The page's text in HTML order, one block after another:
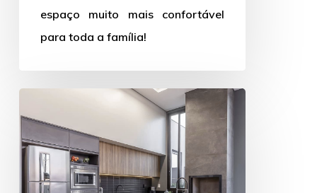
espaço muito mais confortável
para toda a família!
para
cozinha:
Saiba
quais